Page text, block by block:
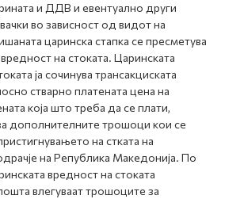
и ДДВ и евентуално други
во зависност од видот на
царинска стапка се пресметува
на стоката. Царинската
ја сочинува трансакциската
стварно платената цена на
која што треба да се плати,
дополнителните трошоци кои се
на стката на
на Република Македонија. По
вредност на стоката
влегуваат трошоците за